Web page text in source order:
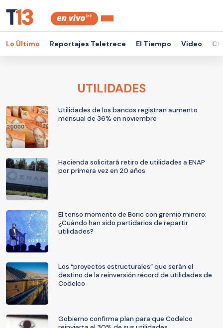
Lo Último Reportajes Teletrece El Tiempo Video
UTILIDADES
Utilidades de los bancos registran aumento
mensual de 36% en noviembre
Hacienda solicitará retiro de utilidades a ENAP
por primera vez en 20 años
El tenso momento de Boric con gremio minero:
¿Cuándo han sido partidarios de repartir
utilidades?
Los “proyectos estructurales” que serán el
destino de la reinversión récord de utilidades de
Codelco
Gobierno confirma plan para que Codelco